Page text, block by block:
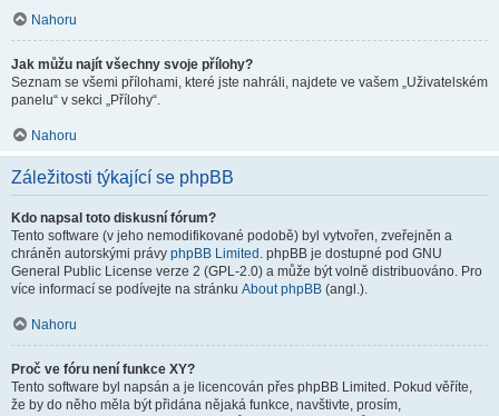
Nahoru
Jak můžu najít všechny svoje přílohy?
Seznam se všemi přílohami, které jste nahráli, najdete ve vašem „Uživatelském
panelu“ v sekci „Přílohy“.
Nahoru
Záležitosti týkající se phpBB
Kdo napsal toto diskusní fórum?
Tento software (v jeho nemodifikované podobě) byl vytvořen, zveřejněn a
chráněn autorskými právy phpBB Limited . phpBB je dostupné pod GNU
General Public License verze 2 (GPL-2.0) a může být volně distribuováno. Pro
více informací se podívejte na stránku About phpBB (angl.).
Nahoru
Proč ve fóru není funkce XY?
Tento software byl napsán a je licencován přes phpBB Limited. Pokud věříte,
že by do něho měla být přidána nějaká funkce, navštivte, prosím,